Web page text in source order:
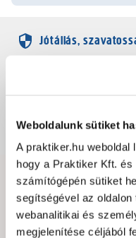
Weboldalunk sütiket
A praktiker.hu weboldal
hogy a Praktiker Kft.
számítógépén sütiket
segítségével az
webanalitikai és
megjelenítése céljából
Jótállás,
Dokumentumok,
Hibát találtál az